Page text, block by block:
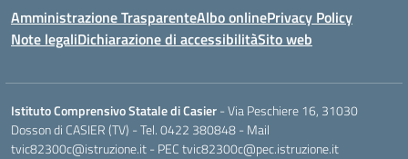
Amministrazione TrasparenteAlbo onlinePrivacy Policy
Note legaliDichiarazione di accessibilitàSito web
Istituto Comprensivo Statale di Casier- Via Peschiere 16, 31030
Dosson di CASIER (TV) - Tel.0422 380848- Mail
tvic82300c@istruzione.it- PECtvic82300c@pec.istruzione.it